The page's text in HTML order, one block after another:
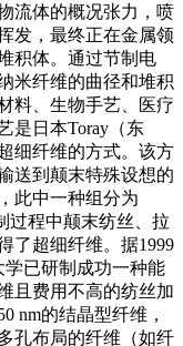
流体的概况张力，喷
发，最终正在金属领
积体。通过节制电
米纤维的曲径和堆积
料、生物手艺、医疗
是日本Toray（东
细纤维的方式。该方
送到颠末特殊设想的
此中一种组分为
过程中颠末纺丝、拉
了超细纤维。据1999
已研制成功一种能
且费用不高的纺丝加
nm的结晶型纤维，
孔布局的纤维（如纤